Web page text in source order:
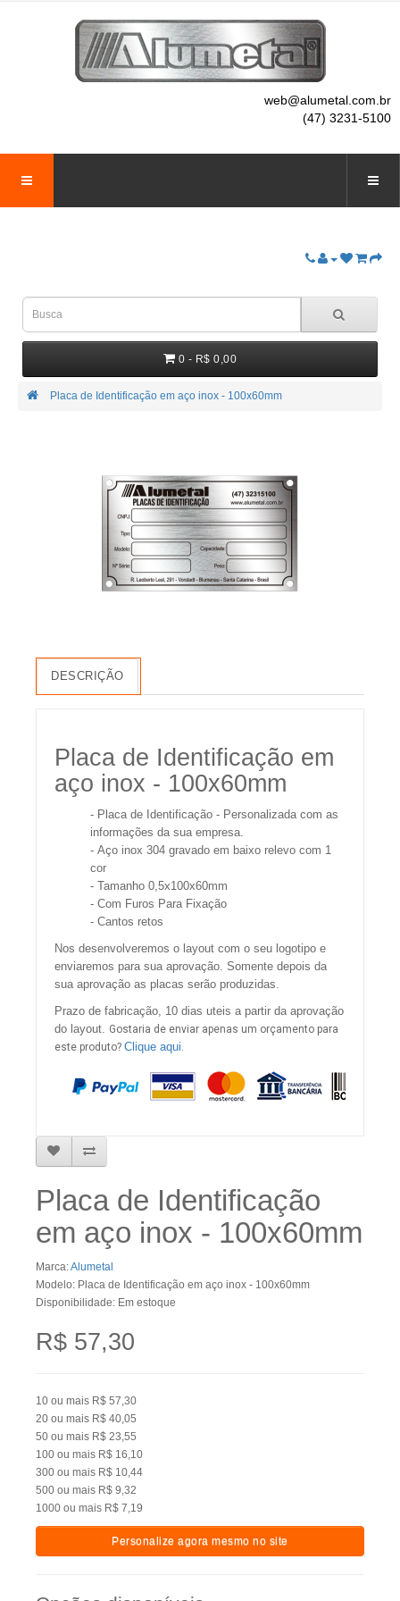
web@alumetal.com.br
(47) 3231-5100
0 - R$ 0,00
Placa de Identificação em aço inox - 100x60mm
DESCRIÇÃO
Placa de Identificação em
aço inox - 100x60mm
- Placa de Identificação - Personalizada com as
informações da sua empresa.
- Aço inox 304 gravado em baixo relevo com 1
cor
- Tamanho 0,5x100x60mm
- Com Furos Para Fixação
- Cantos retos
Nos desenvolveremos o layout com o seu logotipo e
enviaremos para sua aprovação. Somente depois da
sua aprovação as placas serão produzidas.
Prazo de fabricação, 10 dias uteis a partir da aprovação
do layout. Gostaria de enviar apenas um orçamento para
este produto? Clique aqui.
Placa de Identificação
em aço inox - 100x60mm
Marca:Alumetal
Modelo: Placa de Identificação em aço inox - 100x60mm
Disponibilidade: Em estoque
R$ 57,30
10 ou mais R$ 57,30
20 ou mais R$ 40,05
50 ou mais R$ 23,55
100 ou mais R$ 16,10
300 ou mais R$ 10,44
500 ou mais R$ 9,32
1000 ou mais R$ 7,19
Personalize agora mesmo no site